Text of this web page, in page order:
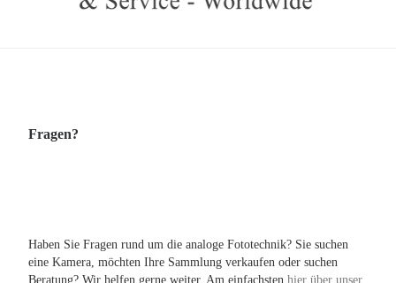
Fragen?
Haben Sie Fragen rund um die analoge Fototechnik? Sie suchen
eine Kamera, möchten Ihre Sammlung verkaufen oder suchen
Beratung? Wir helfen gerne weiter. Am einfachsten hier über unser